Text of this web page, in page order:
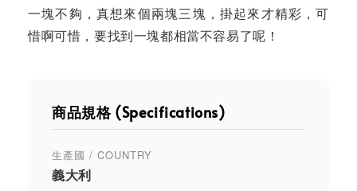
一塊不夠，真想來個兩塊三塊，掛起來才精彩，可
惜啊可惜，要找到一塊都相當不容易了呢！
商品規格 (Specifications)
生產國 / COUNTRY
義大利